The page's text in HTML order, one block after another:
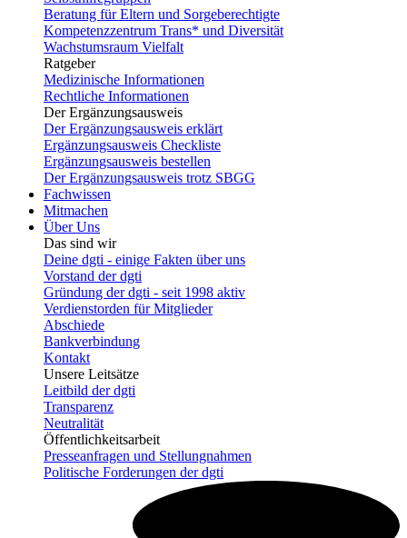
Beratung für Eltern und Sorgeberechtigte
Kompetenzzentrum Trans* und Diversität
Wachstumsraum Vielfalt
Ratgeber
Medizinische Informationen
Rechtliche Informationen
Der Ergänzungsausweis
Der Ergänzungsausweis erklärt
Ergänzungsausweis Checkliste
Ergänzungsausweis bestellen
Der Ergänzungsausweis trotz SBGG
Fachwissen
Mitmachen
Über Uns
Das sind wir
Deine dgti - einige Fakten über uns
Vorstand der dgti
Gründung der dgti - seit 1998 aktiv
Verdienstorden für Mitglieder
Abschiede
Bankverbindung
Kontakt
Unsere Leitsätze
Leitbild der dgti
Transparenz
Neutralität
Öffentlichkeitsarbeit
Presseanfragen und Stellungnahmen
Politische Forderungen der dgti